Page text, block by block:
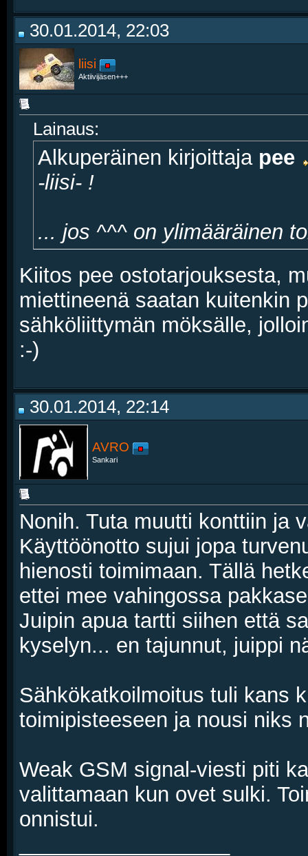
30.01.2014, 22:03
liisi
Aktiivijäsen+++
Lainaus:
Alkuperäinen kirjoittaja pee
-liisi- !
... jos ^^^ on ylimääräinen
Kiitos pee ostotarjouksesta,
miettineenä saatan kuitenkin
sähköliittymän möksälle,
:-)
30.01.2014, 22:14
AVRO
Sankari
Nonih. Tuta muutti konttiin ja
Käyttöönotto sujui jopa
hienosti toimimaan. Tällä
ettei mee vahingossa
Juipin apua tartti siihen että
kyselyn... en tajunnut, juippi
Sähkökatkoilmoitus tuli kans
toimipisteeseen ja nousi niks
Weak GSM signal-viesti piti
valittamaan kun ovet sulki.
onnistui.